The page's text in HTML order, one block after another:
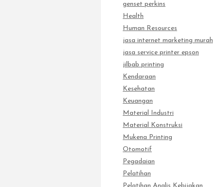
genset perkins
Health
Human Resources
jasa internet marketing murah
jasa service printer epson
jilbab printing
Kendaraan
Kesehatan
Keuangan
Material Industri
Material Konstruksi
Mukena Printing
Otomotif
Pegadaian
Pelatihan